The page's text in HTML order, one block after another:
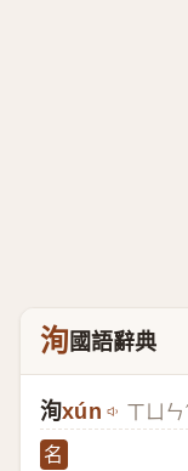
洵國語辭典
洵xún ㄒㄩㄣ
名